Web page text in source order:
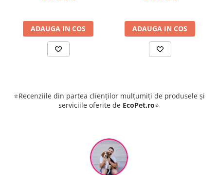
ADAUGA IN COS ADAUGA IN COS
⭐Recenziile din partea clienților mulțumiți de produsele și
serviciile oferite de EcoPet.ro⭐